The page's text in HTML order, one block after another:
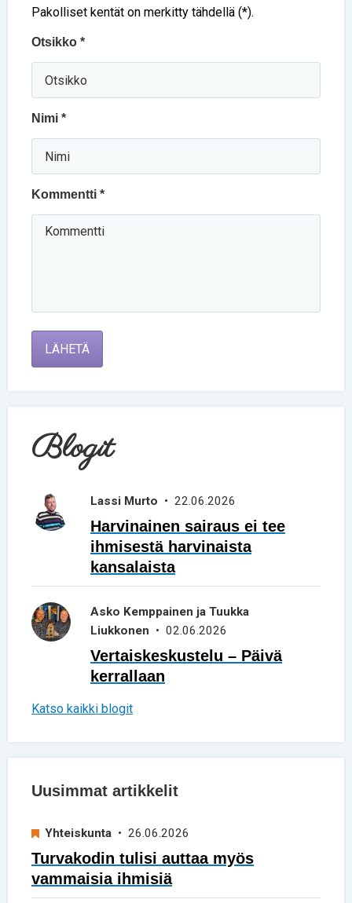
Pakolliset kentät on merkitty tähdellä (*).
Otsikko *
Nimi *
Kommentti *
LÄHETÄ
Blogit
Lassi Murto • 22.06.2026
Harvinainen sairaus ei tee
ihmisestä harvinaista
kansalaista
Asko Kemppainen ja Tuukka
Liukkonen • 02.06.2026
Vertaiskeskustelu – Päivä
kerrallaan
Katso kaikki blogit
Uusimmat artikkelit
Yhteiskunta • 26.06.2026
Turvakodin tulisi auttaa myös
vammaisia ihmisiä